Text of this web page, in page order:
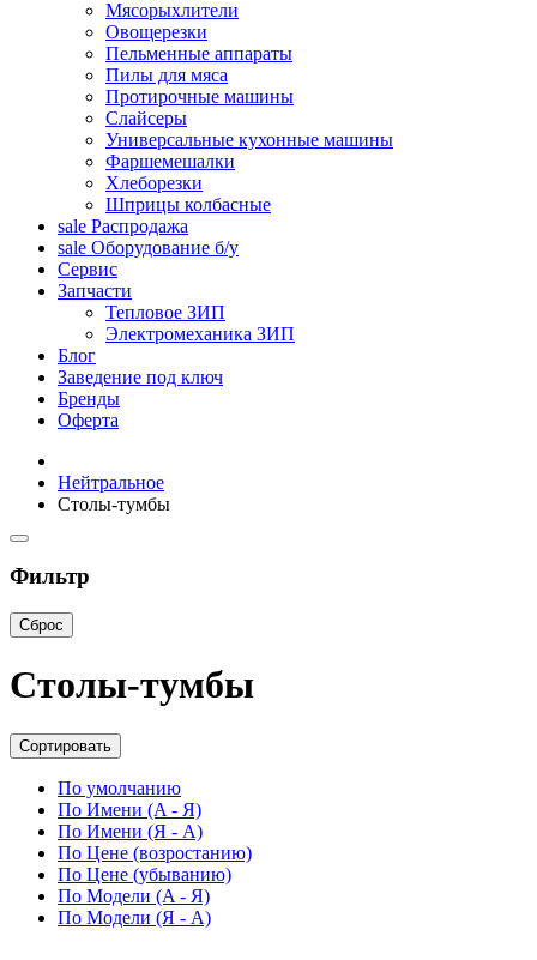
Мясорыхлители
Овощерезки
Пельменные аппараты
Пилы для мяса
Протирочные машины
Слайсеры
Универсальные кухонные машины
Фаршемешалки
Хлеборезки
Шприцы колбасные
sale Распродажа
sale Оборудование б/у
Сервис
Запчасти
Тепловое ЗИП
Электромеханика ЗИП
Блог
Заведение под ключ
Бренды
Оферта
Нейтральное
Столы-тумбы
Фильтр
Сброс
Столы-тумбы
Сортировать
По умолчанию
По Имени (A - Я)
По Имени (Я - A)
По Цене (возростанию)
По Цене (убыванию)
По Модели (A - Я)
По Модели (Я - A)